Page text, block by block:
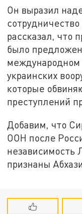
Он выразил
рассказал, что
было
международном
украинских
которые
преступлений
Добавим, что
ООН после
независимость
признаны